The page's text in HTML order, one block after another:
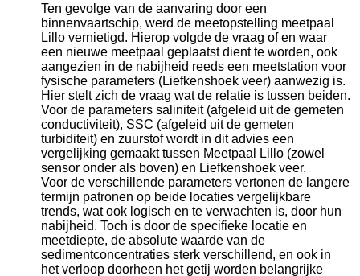
Ten gevolge van de aanvaring door een
binnenvaartschip, werd de meetopstelling meetpaal
Lillo vernietigd. Hierop volgde de vraag of en waar
een nieuwe meetpaal geplaatst dient te worden, ook
aangezien in de nabijheid reeds een meetstation voor
fysische parameters (Liefkenshoek veer) aanwezig is.
Hier stelt zich de vraag wat de relatie is tussen beiden.
Voor de parameters saliniteit (afgeleid uit de gemeten
conductiviteit), SSC (afgeleid uit de gemeten
turbiditeit) en zuurstof wordt in dit advies een
vergelijking gemaakt tussen Meetpaal Lillo (zowel
sensor onder als boven) en Liefkenshoek veer.
Voor de verschillende parameters vertonen de langere
termijn patronen op beide locaties vergelijkbare
trends, wat ook logisch en te verwachten is, door hun
nabijheid. Toch is door de specifieke locatie en
meetdiepte, de absolute waarde van de
sedimentconcentraties sterk verschillend, en ook in
het verloop doorheen het getij worden belangrijke